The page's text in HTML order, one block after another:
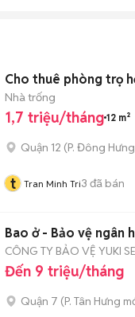
Cho thuê phòng trọ
Nhà trống
1,7 triệu/tháng 12 m²
Quận 12 (P. Đông
t Tran Minh Tri3 đã bán
Bao ở - Bảo vệ ngân
CÔNG TY BẢO VỆ YUKI
Đến 9 triệu/tháng
Quận 7 (P. Tân Hưng